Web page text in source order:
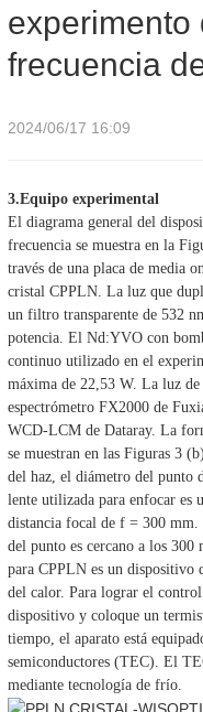
experimento
frecuencia
2024/06/17 16:09
3.Equipo experimental
El diagrama general del
frecuencia se muestra en la
través de una placa de media
cristal CPPLN. La luz que
un filtro transparente de 532
potencia. El Nd:YVO con
continuo utilizado en el
máxima de 22,53 W. La luz de
espectrómetro FX2000 de
WCD-LCM de Dataray. La
se muestran en las Figuras 3
del haz, el diámetro del punto
lente utilizada para enfocar es
distancia focal de f = 300 mm.
del punto es cercano a los
para CPPLN es un dispositivo
del calor. Para lograr el
dispositivo y coloque un
tiempo, el aparato está
semiconductores (TEC). El
mediante tecnología de frío.